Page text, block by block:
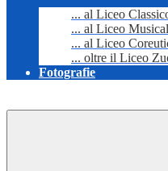
... al Liceo
... al Liceo
... al Liceo
... oltre il Liceo
Fotografie